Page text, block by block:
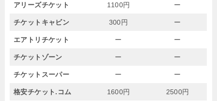
アリーズチケット 1100円 ー
チケットキャビン 300円 ー
エアトリチケット ー ー
チケットゾーン ー ー
チケットスーパー ー ー
格安チケット.コム 1600円 2500円